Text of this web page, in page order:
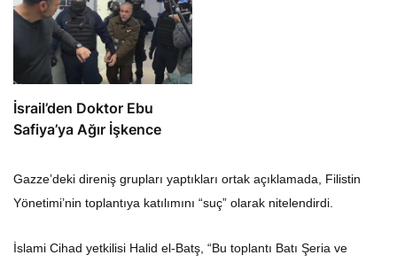
İsrail’den Doktor Ebu
Safiya’ya Ağır İşkence
Gazze’deki direniş grupları yaptıkları ortak açıklamada, Filistin
Yönetimi’nin toplantıya katılımını “suç” olarak nitelendirdi.
İslami Cihad yetkilisi Halid el-Batş, “Bu toplantı Batı Şeria ve